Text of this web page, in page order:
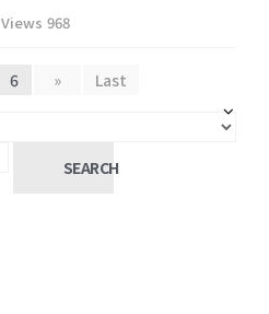
Views 968
6 » Last
SEARCH